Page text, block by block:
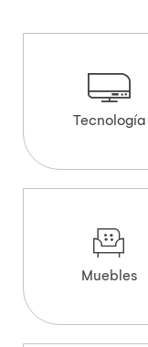
Tecnología
Muebles